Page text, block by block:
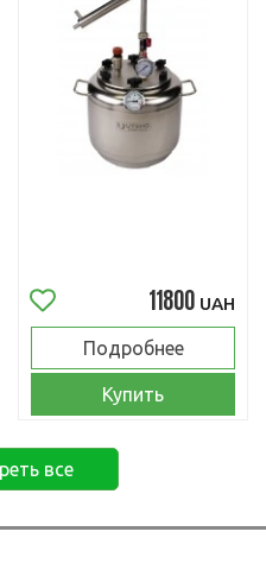
11800 UAH
Подробнее
Купить
все